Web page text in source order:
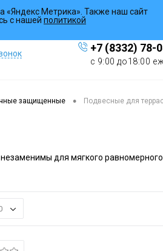
+7 (8332) 78-
с 9:00 до18:00
защищенные • Подвесные для террас
для мягкого
«Яндекс Метрика». Также наш сайт
с нашей политикой